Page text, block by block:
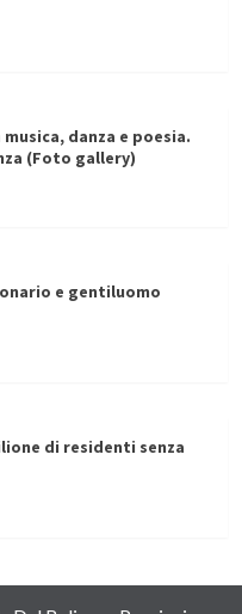
danza e poesia.
(Foto gallery)
e gentiluomo
di residenti senza